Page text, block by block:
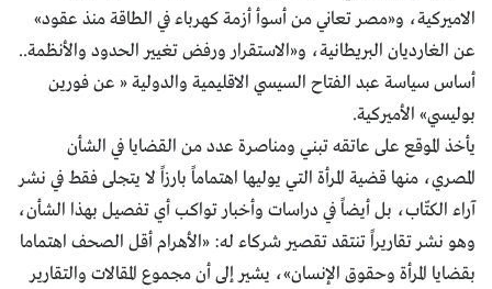
الاميركية، و«مصر تعاني من أسوأ أزمة كهرباء في الطاقة منذ عقود»
عن الغارديان البريطانية، و«الاستقرار ورفض تغيير الحدود والأنظمة..
أساس سياسة عبد الفتاح السيسي الاقليمية والدولية « عن فورين
بوليسي» الأميركية.
يأخذ الموقع على عاتقه تبني ومناصرة عدد من القضايا في الشأن
المصري، منها قضية المرأة التي يوليها اهتماماً بارزاً لا يتجلى فقط في نشر
آراء الكتّاب، بل أيضاً في دراسات وأخبار تواكب أي تفصيل بهذا الشأن،
وهو نشر تقاريراً تنتقد تقصير شركاء له: «الأهرام أقل الصحف اهتماما
بقضايا المرأة وحقوق الإنسان»، يشير إلى أن مجموع المقالات والتقارير